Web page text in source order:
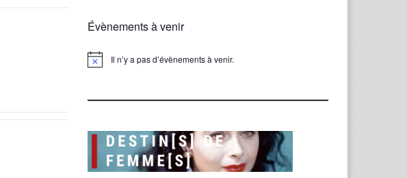
Évènements à venir
Notice Il n’y a pas d’évènements à venir.